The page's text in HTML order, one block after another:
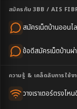
สมัครกับ 3BB / AIS
สมัครเน็ตบ้านออนไ
ข้อดีสมัครเน็ตบ้านผ่
ความรู้ & เคล็ดลับการใช้ง
วางเราเตอร์ตรงไห
2-3วันทำการ
นัดช่างติดตั้ง
ราคาเริ่มต้น